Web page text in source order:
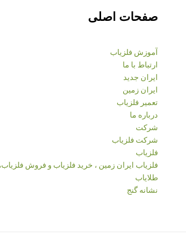
صفحات اصلی
آموزش فلزیاب
ارتباط با ما
ایران جدید
ایران زمین
تعمیر فلزیاب
درباره ما
شرکت
شرکت فلزیاب
فلزیاب
فلزیاب ایران زمین ، خرید فلزیاب و فروش
طلایاب
نشانه گنج